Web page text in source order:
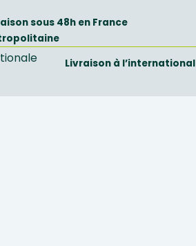
sous 48h en France
Livraison à l’international